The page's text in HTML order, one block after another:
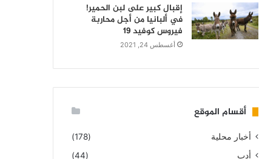
إقبال كبير على لبن الحمير!
في ألبانيا من أجل محاربة
فيروس كوفيد 19
أغسطس 24, 2021
أقسام الموقع
أخبار محلية
(178)
أدب
(44)